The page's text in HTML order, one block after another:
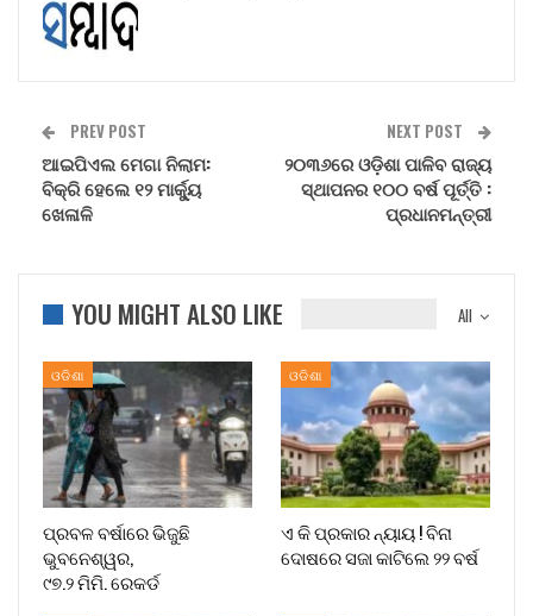
PREV POST
ଆଇପିଏଲ ମେଗା ନିଲାମ:
ବିକ୍ରି ହେଲେ ୧୨ ମାର୍କ୍ୟୁ
ଖେଳାଳି
NEXT POST
୨୦୩୬ରେ ଓଡ଼ିଶା ପାଳିବ ରାଜ୍ୟ
ସ୍ଥାପନର ୧୦୦ ବର୍ଷ ପୂର୍ତ୍ତି :
ପ୍ରଧାନମନ୍ତ୍ରୀ
All
YOU MIGHT ALSO LIKE
ଓଡିଶା
ପ୍ରବଳ ବର୍ଷାରେ ଭିଜୁଛି
ଭୁବନେଶ୍ୱର,
୯୭.୨ ମିମି. ରେକର୍ଡ
ଓଡିଶା
ଏ କି ପ୍ରକାର ନ୍ୟାୟ ! ବିନା
ଦୋଷରେ ସଜା କାଟିଲେ ୨୨ ବର୍ଷ